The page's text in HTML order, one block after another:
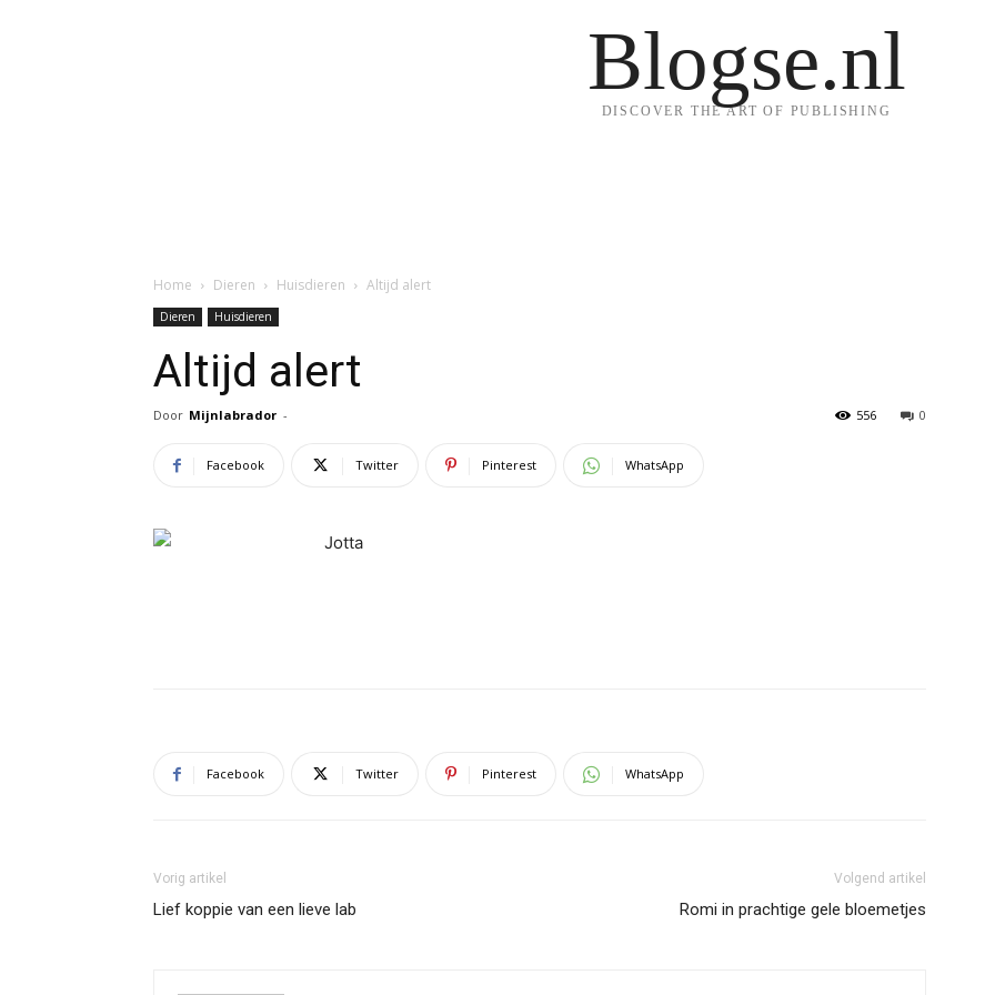
Blogse.nl
DISCOVER THE ART OF PUBLISHING
Home Dieren Huisdieren Altijd alert
Dieren Huisdieren
Altijd alert
Door Mijnlabrador - 0
556
Facebook Twitter Pinterest WhatsApp
Facebook Twitter Pinterest WhatsApp
Vorig artikel
Lief koppie van een lieve lab
Volgend artikel
Romi in prachtige gele bloemetjes